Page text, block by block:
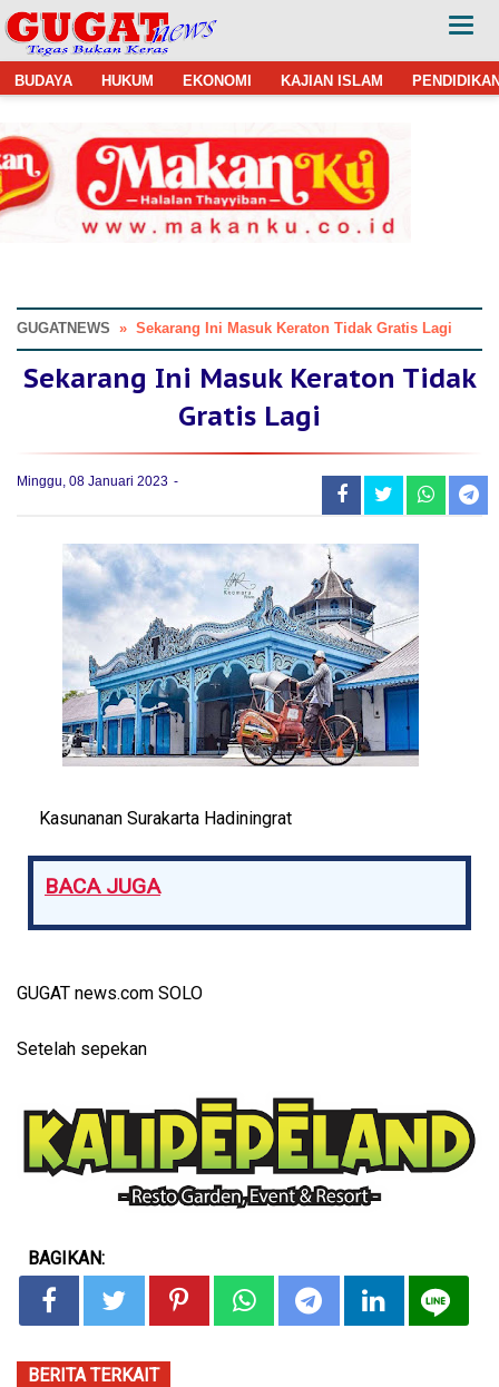
BUDAYA HUKUM EKONOMI KAJIAN ISLAM
GUGATNEWS » Sekarang Ini Masuk Keraton Tidak Gratis Lagi
Sekarang Ini Masuk Keraton Tidak
Gratis Lagi
Minggu, 08 Januari 2023
Kasunanan Surakarta Hadiningrat
BACA JUGA
GUGAT news.com SOLO
Setelah sepekan
BAGIKAN:
BERITA TERKAIT